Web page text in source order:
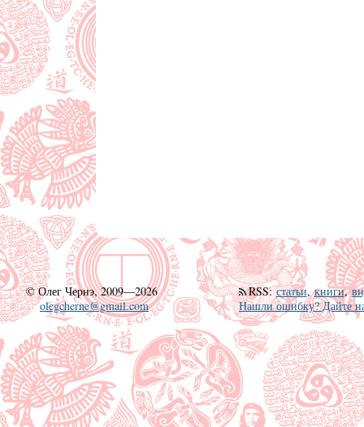
©Олег Чернэ, 2009—2026
olegcherne@gmail.com
RSS:статьи,книги,
Нашли ошибку? Дайте